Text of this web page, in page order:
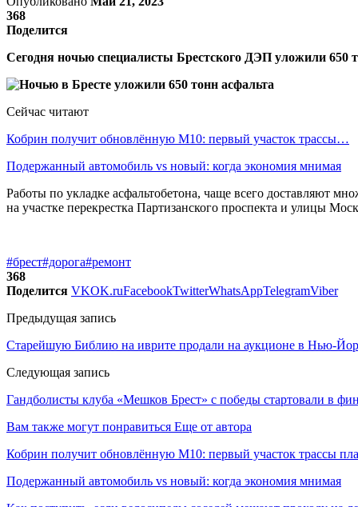
368
Поделится
Сегодня ночью специалисты Брестского ДЭП уложили 650
Сейчас читают
Кобрин получит обновлённую М10: первый участок трассы…
Подержанный автомобиль vs новый: когда экономия мнимая
Работы по укладке асфальтобетона, чаще всего доставляют
на участке перекрестка Партизанского проспекта и улицы
#брест#дорога#ремонт
368
Поделится VKOK.ruFacebookTwitterWhatsAppTelegramViber
Предыдущая запись
Старейшую Библию на иврите продали на аукционе в Нью-
Следующая запись
Гандболисты клуба «Мешков Брест» с победы стартовали в
Вам также могут понравиться Еще от автора
Кобрин получит обновлённую М10: первый участок трассы
Подержанный автомобиль vs новый: когда экономия мнимая